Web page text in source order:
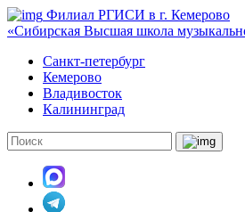
Филиал РГИСИ в г. Кемерово
«Сибирская Высшая школа
Санкт-петербург
Кемерово
Владивосток
Калининград